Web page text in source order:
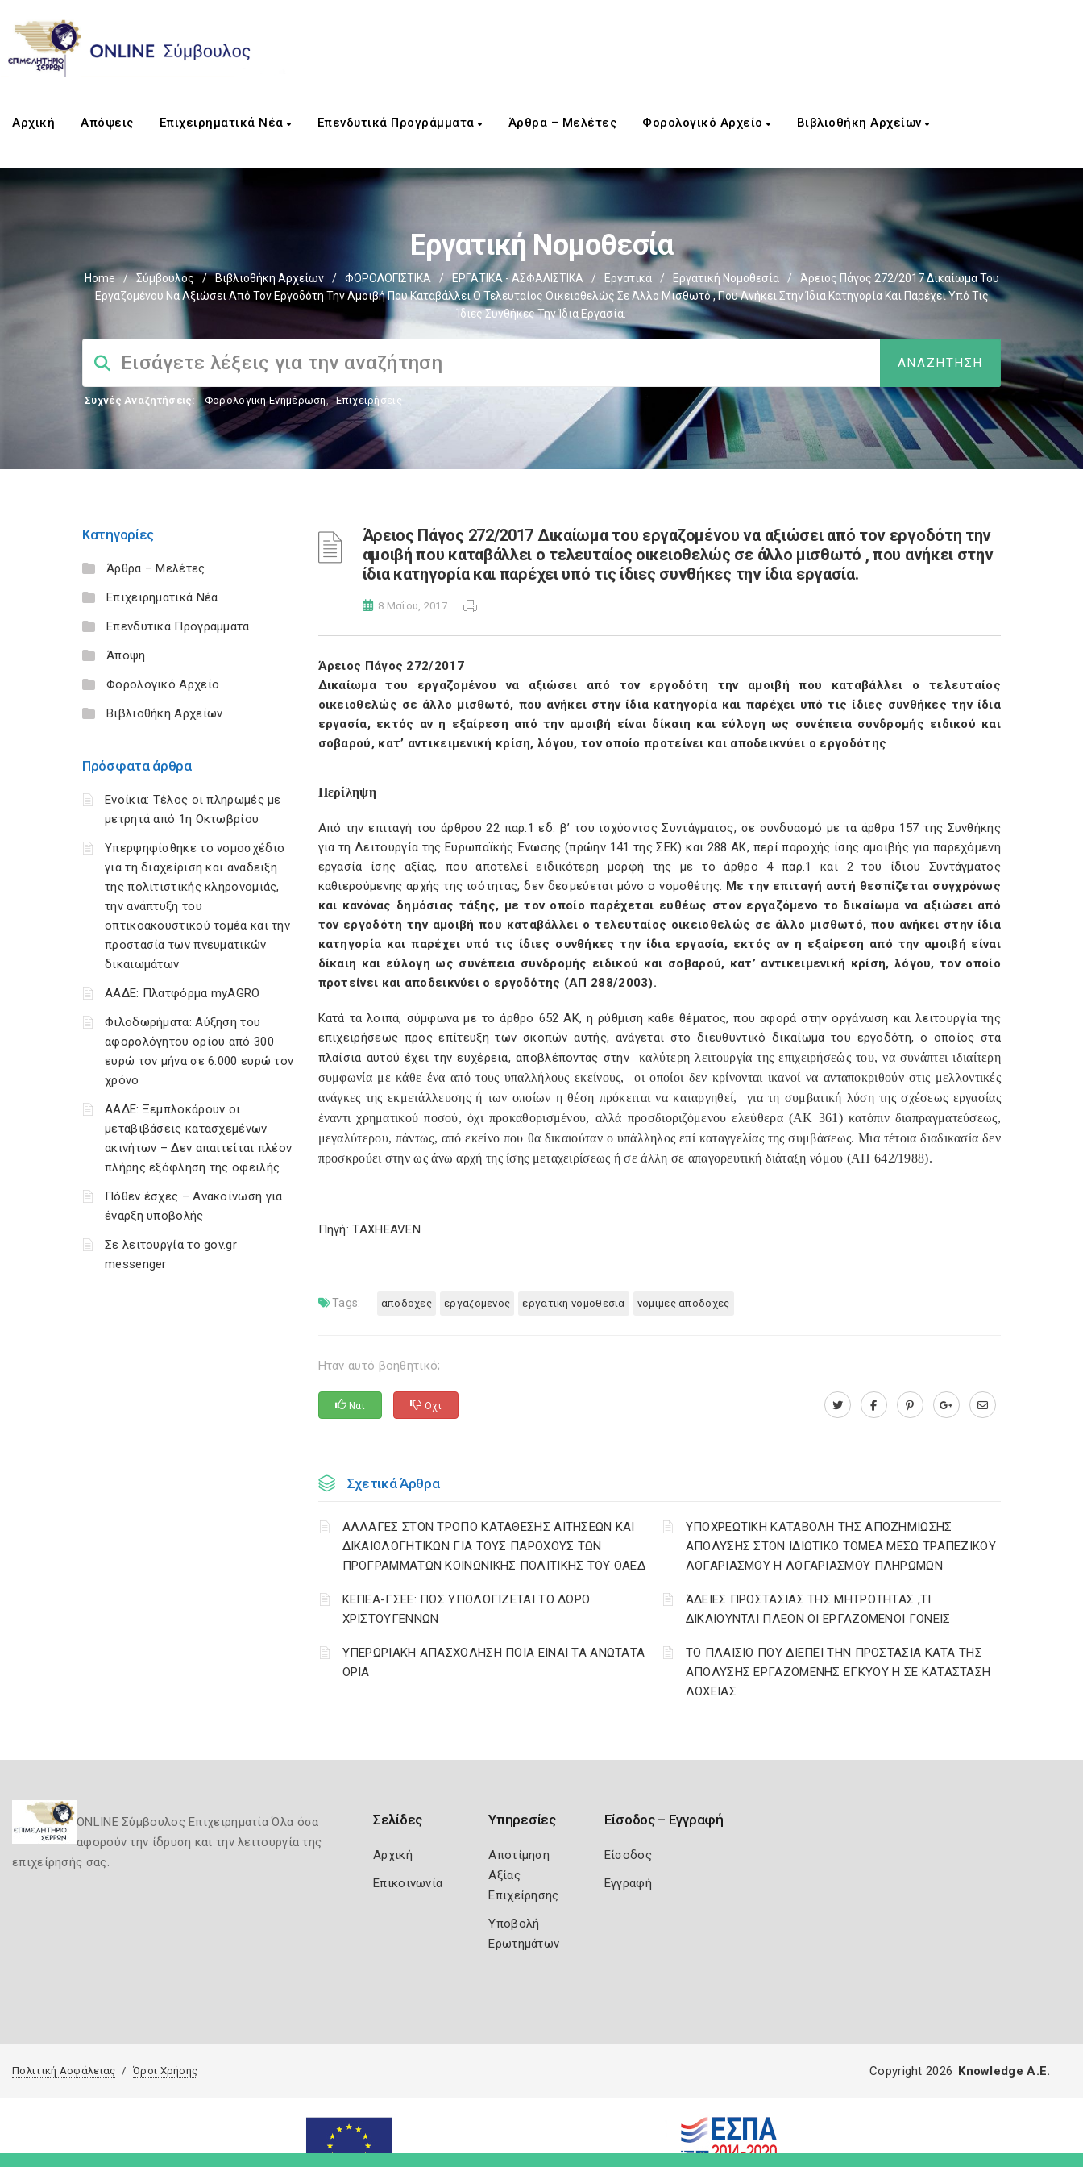
Αρχική Απόψεις Επιχειρηματικά Νέα Επενδυτικά Προγράμματα Άρθρα – Μελέτες Φορολογικό Αρχείο Βιβλιοθήκη Αρχείων
Εργατική Νομοθεσία
Home / Σύμβουλος / Βιβλιοθήκη Αρχείων / ΦΟΡΟΛΟΓΙΣΤΙΚΑ / ΕΡΓΑΤΙΚΑ - ΑΣΦΑΛΙΣΤΙΚΑ / Εργατικά / Εργατική Νομοθεσία /
Άρειος Πάγος 272/2017 Δικαίωμα Του
Εργαζομένου Να Αξιώσει Από Τον Εργοδότη Την Αμοιβή Που Καταβάλλει Ο Τελευταίος Οικειοθελώς Σε Άλλο Μισθωτό , Που Ανήκει Στην Ίδια Κατηγορία Και Παρέχει Υπό Τις
Ίδιες Συνθήκες Την Ίδια Εργασία.
Συχνές Αναζητήσεις: Φορολογικη Ενημέρωση, Επιχειρήσεις
Κατηγορίες
Άρθρα – Μελέτες
Επιχειρηματικά Νέα
Επενδυτικά Προγράμματα
Άποψη
Φορολογικό Αρχείο
Βιβλιοθήκη Αρχείων
Πρόσφατα άρθρα
Ενοίκια: Τέλος οι πληρωμές με
μετρητά από 1η Οκτωβρίου
Υπερψηφίσθηκε το νομοσχέδιο
για τη διαχείριση και ανάδειξη
της πολιτιστικής κληρονομιάς,
την ανάπτυξη του
οπτικοακουστικού τομέα και την
προστασία των πνευματικών
δικαιωμάτων
ΑΑΔΕ: Πλατφόρμα myAGRO
Φιλοδωρήματα: Αύξηση του
αφορολόγητου ορίου από 300
ευρώ τον μήνα σε 6.000 ευρώ τον
χρόνο
ΑΑΔΕ: Ξεμπλοκάρουν οι
μεταβιβάσεις κατασχεμένων
ακινήτων – Δεν απαιτείται πλέον
πλήρης εξόφληση της οφειλής
Πόθεν έσχες – Ανακοίνωση για
έναρξη υποβολής
Σε λειτουργία το gov.gr
messenger
Άρειος Πάγος 272/2017 Δικαίωμα του εργαζομένου να αξιώσει από τον εργοδότη την
αμοιβή που καταβάλλει ο τελευταίος οικειοθελώς σε άλλο μισθωτό , που ανήκει στην
ίδια κατηγορία και παρέχει υπό τις ίδιες συνθήκες την ίδια εργασία.
8 Μαΐου, 2017
Άρειος Πάγος 272/2017
Δικαίωμα του εργαζομένου να αξιώσει από τον εργοδότη την αμοιβή που καταβάλλει ο τελευταίος
οικειοθελώς σε άλλο μισθωτό, που ανήκει στην ίδια κατηγορία και παρέχει υπό τις ίδιες συνθήκες την ίδια
εργασία, εκτός αν η εξαίρεση από την αμοιβή είναι δίκαιη και εύλογη ως συνέπεια συνδρομής ειδικού και
σοβαρού, κατ’ αντικειμενική κρίση, λόγου, τον οποίο προτείνει και αποδεικνύει ο εργοδότης
Περίληψη
Από την επιταγή του άρθρου 22 παρ.1 εδ. β’ του ισχύοντος Συντάγματος, σε συνδυασμό με τα άρθρα 157 της Συνθήκης
για τη Λειτουργία της Ευρωπαϊκής Ένωσης (πρώην 141 της ΣΕΚ) και 288 ΑΚ, περί παροχής ίσης αμοιβής για παρεχόμενη
εργασία ίσης αξίας, που αποτελεί ειδικότερη μορφή της με το άρθρο 4 παρ.1 και 2 του ίδιου Συντάγματος
καθιερούμενης αρχής της ισότητας, δεν δεσμεύεται μόνο ο νομοθέτης. Με την επιταγή αυτή θεσπίζεται συγχρόνως
και κανόνας δημόσιας τάξης, με τον οποίο παρέχεται ευθέως στον εργαζόμενο το δικαίωμα να αξιώσει από
τον εργοδότη την αμοιβή που καταβάλλει ο τελευταίος οικειοθελώς σε άλλο μισθωτό, που ανήκει στην ίδια
κατηγορία και παρέχει υπό τις ίδιες συνθήκες την ίδια εργασία, εκτός αν η εξαίρεση από την αμοιβή είναι
δίκαιη και εύλογη ως συνέπεια συνδρομής ειδικού και σοβαρού, κατ’ αντικειμενική κρίση, λόγου, τον οποίο
προτείνει και αποδεικνύει ο εργοδότης (ΑΠ 288/2003).
Κατά τα λοιπά, σύμφωνα με το άρθρο 652 ΑΚ, η ρύθμιση κάθε θέματος, που αφορά στην οργάνωση και λειτουργία της
επιχειρήσεως προς επίτευξη των σκοπών αυτής, ανάγεται στο διευθυντικό δικαίωμα του εργοδότη, ο οποίος στα
πλαίσια αυτού έχει την ευχέρεια, αποβλέποντας στην
καλύτερη λειτουργία της επιχειρήσεώς του, να συνάπτει ιδιαίτερη
συμφωνία με κάθε ένα από τους υπαλλήλους εκείνους,
οι οποίοι δεν κρίνονται ικανοί να ανταποκριθούν στις μελλοντικές
ανάγκες της εκμετάλλευσης ή των οποίων η θέση πρόκειται να καταργηθεί,
για τη συμβατική λύση της σχέσεως εργασίας
έναντι χρηματικού ποσού, όχι προκαθορισμένου, αλλά προσδιοριζόμενου ελεύθερα (ΑΚ 361) κατόπιν διαπραγματεύσεως,
μεγαλύτερου, πάντως, από εκείνο που θα δικαιούταν ο υπάλληλος επί καταγγελίας της συμβάσεως. Μια τέτοια διαδικασία δεν
προσκρούει στην ως άνω αρχή της ίσης μεταχειρίσεως ή σε άλλη σε απαγορευτική διάταξη νόμου (ΑΠ 642/1988).
Πηγή: TAXHEAVEN
Tags: αποδοχες εργαζομενος εργατικη νομοθεσια νομιμες αποδοχες
Ηταν αυτό βοηθητικό;
Ναι Οχι
Σχετικά Άρθρα
ΑΛΛΑΓΕΣ ΣΤΟΝ ΤΡΟΠΟ ΚΑΤΑΘΕΣΗΣ ΑΙΤΗΣΕΩΝ ΚΑΙ
ΔΙΚΑΙΟΛΟΓΗΤΙΚΩΝ ΓΙΑ ΤΟΥΣ ΠΑΡΟΧΟΥΣ ΤΩΝ
ΠΡΟΓΡΑΜΜΑΤΩΝ ΚΟΙΝΩΝΙΚΗΣ ΠΟΛΙΤΙΚΗΣ ΤΟΥ ΟΑΕΔ
YΠΟΧΡΕΩΤΙΚΗ ΚΑΤΑΒΟΛΗ ΤΗΣ ΑΠΟΖΗΜΙΩΣΗΣ
ΑΠΟΛΥΣΗΣ ΣΤΟΝ ΙΔΙΩΤΙΚΟ ΤΟΜΕΑ ΜΕΣΩ ΤΡΑΠΕΖΙΚΟΥ
ΛΟΓΑΡΙΑΣΜΟΥ Η ΛΟΓΑΡΙΑΣΜΟΥ ΠΛΗΡΩΜΩΝ
ΚΕΠΕΑ-ΓΣΕΕ: ΠΩΣ ΥΠΟΛΟΓΙΖΕΤΑΙ ΤΟ ΔΩΡΟ
ΧΡΙΣΤΟΥΓΕΝΝΩΝ
ΆΔΕΙΕΣ ΠΡΟΣΤΑΣΙΑΣ ΤΗΣ ΜΗΤΡΟΤΗΤΑΣ ,ΤΙ
ΔΙΚΑΙΟΥΝΤΑΙ ΠΛΕΟΝ ΟΙ ΕΡΓΑΖΟΜΕΝΟΙ ΓΟΝΕΙΣ
ΥΠΕΡΩΡΙΑΚΗ ΑΠΑΣΧΟΛΗΣΗ ΠΟΙΑ ΕΙΝΑΙ ΤΑ ΑΝΩΤΑΤΑ
ΟΡΙΑ
ΤΟ ΠΛΑΙΣΙΟ ΠΟΥ ΔΙΕΠΕΙ ΤΗΝ ΠΡΟΣΤΑΣΙΑ ΚΑΤΑ ΤΗΣ
ΑΠΟΛΥΣΗΣ ΕΡΓΑΖΟΜΕΝΗΣ ΕΓΚΥΟΥ Η ΣΕ ΚΑΤΑΣΤΑΣΗ
ΛΟΧΕΙΑΣ
ONLINE Σύμβουλος Επιχειρηματία Όλα όσα
αφορούν την ίδρυση και την λειτουργία της
επιχείρησής σας.
Σελίδες
Αρχική
Επικοινωνία
Υπηρεσίες
Αποτίμηση
Αξίας
Επιχείρησης
Υποβολή
Ερωτημάτων
Είσοδος – Εγγραφή
Είσοδος
Εγγραφή
Πολιτική Ασφάλειας Όροι Χρήσης Copyright 2026 Knowledge A.E.